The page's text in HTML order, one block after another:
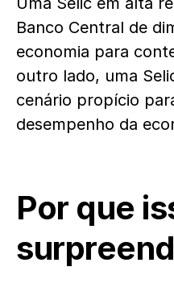
Banco Central de
economia para
outro lado, uma
cenário propício
desempenho da
Por que